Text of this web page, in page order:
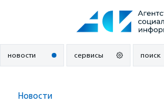
новости сервисы поиск
Новости